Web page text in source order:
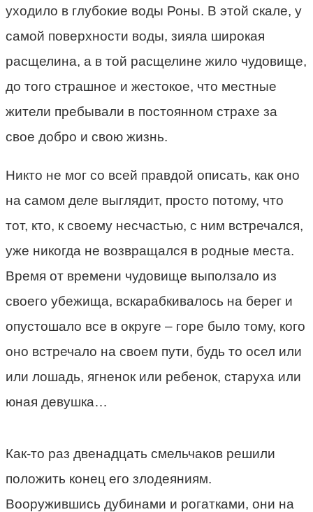
уходило в глубокие воды Роны. В этой скале, у
самой поверхности воды, зияла широкая
расщелина, а в той расщелине жило чудовище,
до того страшное и жестокое, что местные
жители пребывали в постоянном страхе за
свое добро и свою жизнь.
Никто не мог со всей правдой описать, как оно
на самом деле выглядит, просто потому, что
тот, кто, к своему несчастью, с ним встречался,
уже никогда не возвращался в родные места.
Время от времени чудовище выползало из
своего убежища, вскарабкивалось на берег и
опустошало все в округе – горе было тому, кого
оно встречало на своем пути, будь то осел или
или лошадь, ягненок или ребенок, старуха или
юная девушка…
Как-то раз двенадцать смельчаков решили
положить конец его злодеяниям.
Вооружившись дубинами и рогатками, они на